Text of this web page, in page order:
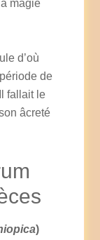
magie
d’où
de
fallait le
âcreté
)